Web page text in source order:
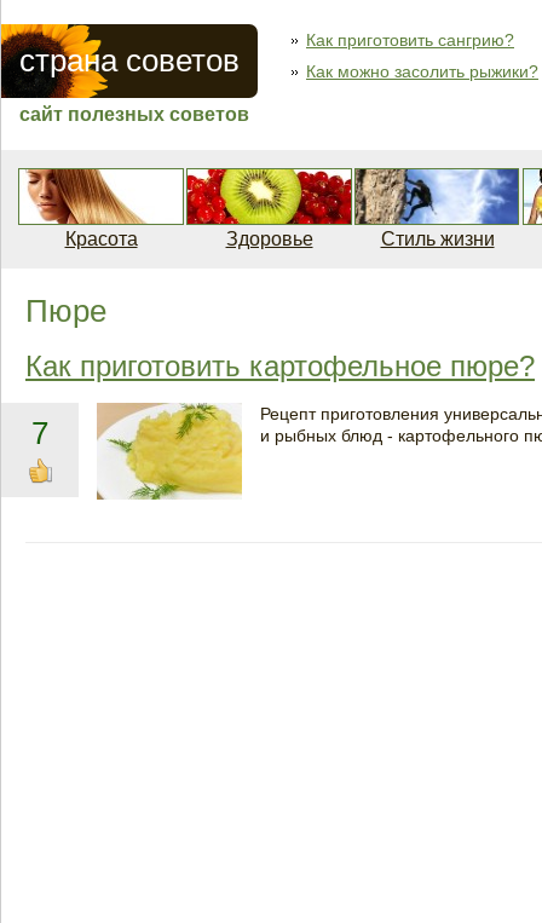
страна советов
сайт полезных советов
Как приготовить сангрию?
Как можно засолить рыжики?
Красота Здоровье Стиль жизни
Пюре
Как приготовить картофельное пюре?
7
Рецепт приготовления
и рыбных блюд - картофельного